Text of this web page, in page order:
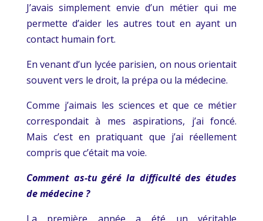
J’avais simplement envie d’un métier qui me
permette d’aider les autres tout en ayant un
contact humain fort.
En venant d’un lycée parisien, on nous orientait
souvent vers le droit, la prépa ou la médecine.
Comme j’aimais les sciences et que ce métier
correspondait à mes aspirations, j’ai foncé.
Mais c’est en pratiquant que j’ai réellement
compris que c’était ma voie.
Comment as-tu géré la difficulté des études
de médecine ?
La première année a été un véritable